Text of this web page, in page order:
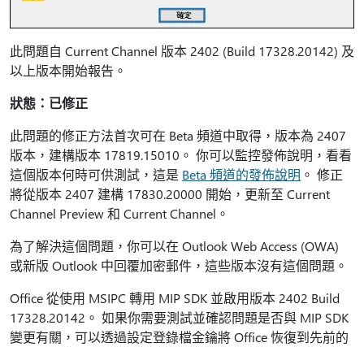
此問題自 Current Channel 版本 2402 (Build 17328.20142) 及
以上版本開始報告。
狀態：已修正
此問題的修正方法首次可在 Beta 頻道中取得，版本為 2407
版本，建構版本 17819.15010。 你可以監控發佈說明，看看
這個版本何時可供測試，這是 Beta 頻道的發佈說明 。 修正
將從版本 2407 建構 17830.20000 開始，更新至 Current
Channel Preview 和 Current Channel。
為了解決這個問題，你可以在 Outlook Web Access (OWA)
或新版 Outlook 中回覆加密郵件，這些版本沒有這個問題。
Office 從使用 MSIPC 轉用 MIP SDK 並啟用版本 2402 Build
17328.20142。 如果你需要測試並確認問題是否與 MIP SDK
變更有關，可以透過設定登錄檔金鑰將 Office 恢復到先前的